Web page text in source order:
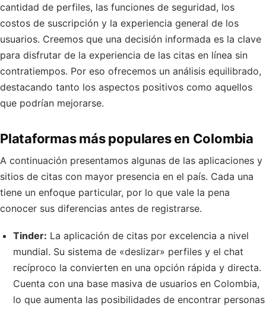
cantidad de perfiles, las funciones de seguridad, los
costos de suscripción y la experiencia general de los
usuarios. Creemos que una decisión informada es la clave
para disfrutar de la experiencia de las citas en línea sin
contratiempos. Por eso ofrecemos un análisis equilibrado,
destacando tanto los aspectos positivos como aquellos
que podrían mejorarse.
Plataformas más populares en Colombia
A continuación presentamos algunas de las aplicaciones y
sitios de citas con mayor presencia en el país. Cada una
tiene un enfoque particular, por lo que vale la pena
conocer sus diferencias antes de registrarse.
Tinder: La aplicación de citas por excelencia a nivel
mundial. Su sistema de «deslizar» perfiles y el chat
recíproco la convierten en una opción rápida y directa.
Cuenta con una base masiva de usuarios en Colombia,
lo que aumenta las posibilidades de encontrar personas